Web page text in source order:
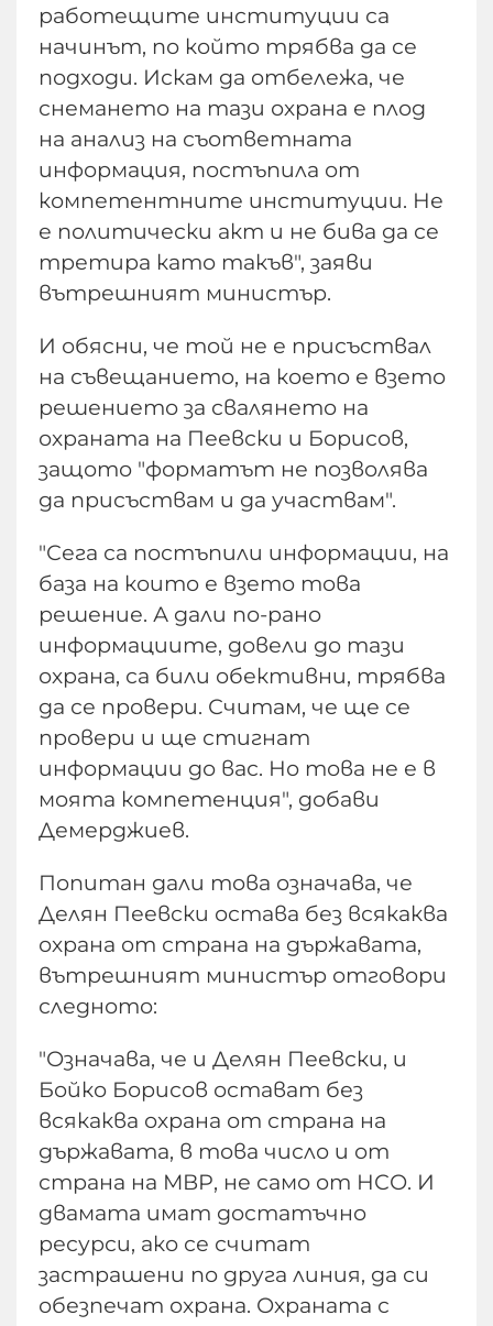
работещите институции са
начинът, по който трябва да се
подходи. Искам да отбележа, че
снемането на тази охрана е плод
на анализ на съответната
информация, постъпила от
компетентните институции. Не
е политически акт и не бива да се
третира като такъв", заяви
вътрешният министър.
И обясни, че той не е присъствал
на съвещанието, на което е взето
решението за свалянето на
охраната на Пеевски и Борисов,
защото "форматът не позволява
да присъствам и да участвам".
"Сега са постъпили информации, на
база на които е взето това
решение. А дали по-рано
информациите, довели до тази
охрана, са били обективни, трябва
да се провери. Считам, че ще се
провери и ще стигнат
информации до вас. Но това не е в
моята компетенция", добави
Демерджиев.
Попитан дали това означава, че
Делян Пеевски остава без всякаква
охрана от страна на държавата,
вътрешният министър отговори
следното:
"Означава, че и Делян Пеевски, и
Бойко Борисов остават без
всякаква охрана от страна на
държавата, в това число и от
страна на МВР, не само от НСО. И
двамата имат достатъчно
ресурси, ако се считат
застрашени по друга линия, да си
обезпечат охрана. Охраната с